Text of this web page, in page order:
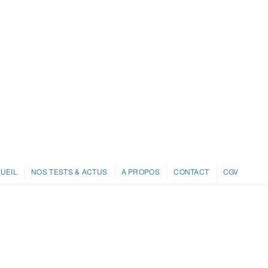
NOS TESTS & ACTUS A PROPOS CONTACT CGV